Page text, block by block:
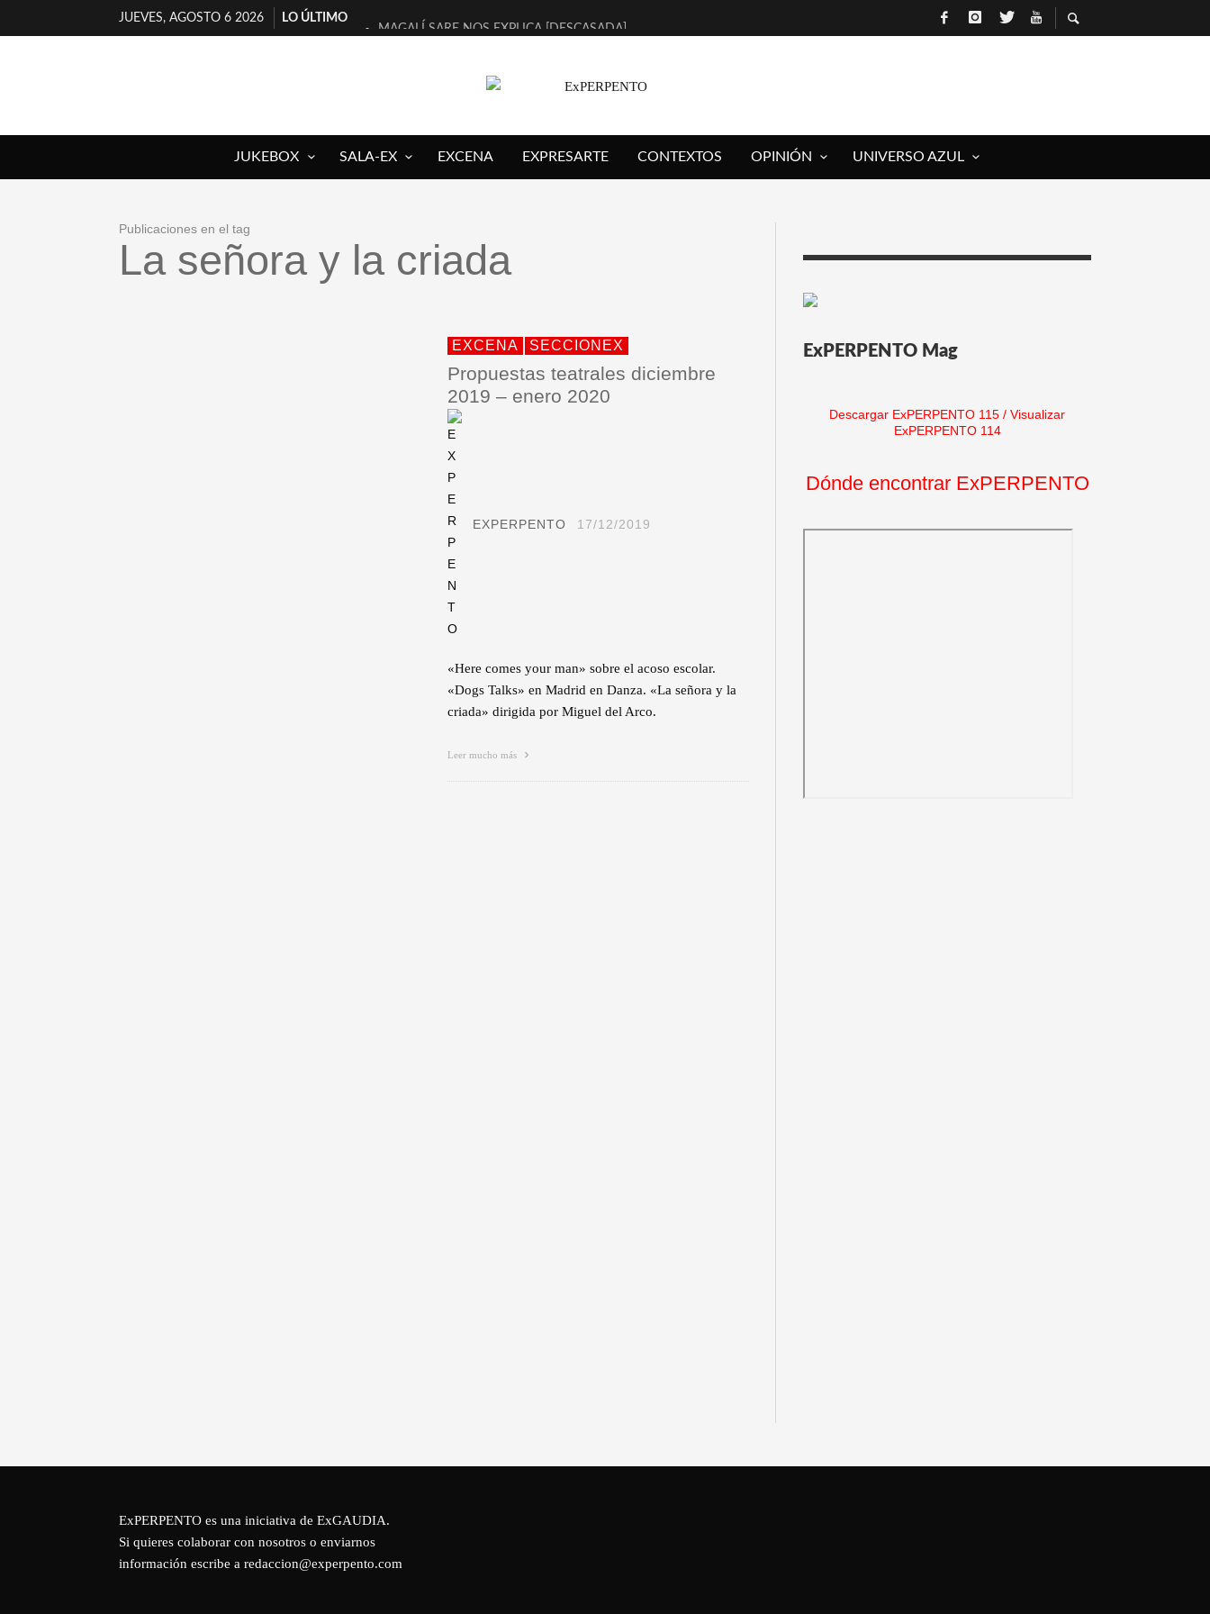
JUEVES, AGOSTO 6 2026
LO ÚLTIMO
MAGALÍ SARE NOS EXPLICA [DESCASADA]
[A FUEGO] DE ESTEL DÍAZ
OSLO OVNIES LLEGAN CORRIENDO A ARANDA (SONORAMA Y COSQUÍN ROCK)
ENTREVISTA A IVÁN HUMANES POR [EL LIBRO ROJO]
JUKEBOX SALA-EX EXCENA EXPRESARTE CONTEXTOS OPINIÓN UNIVERSO AZUL
Publicaciones en el tag
La señora y la criada
EXCENA SECCIONEX
Propuestas teatrales diciembre
2019 – enero 2020
EXPERPENTO 17/12/2019
«Here comes your man» sobre el acoso escolar.
«Dogs Talks» en Madrid en Danza. «La señora y la
criada» dirigida por Miguel del Arco.
Leer mucho más
ExPERPENTO Mag
Descargar ExPERPENTO 115 / Visualizar
ExPERPENTO 114
Dónde encontrar ExPERPENTO
ExPERPENTO es una iniciativa de ExGAUDIA.
Si quieres colaborar con nosotros o enviarnos
información escribe a redaccion@experpento.com